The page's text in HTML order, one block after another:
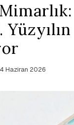
4 Haziran 2026